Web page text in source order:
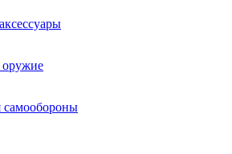
оружие
самообороны